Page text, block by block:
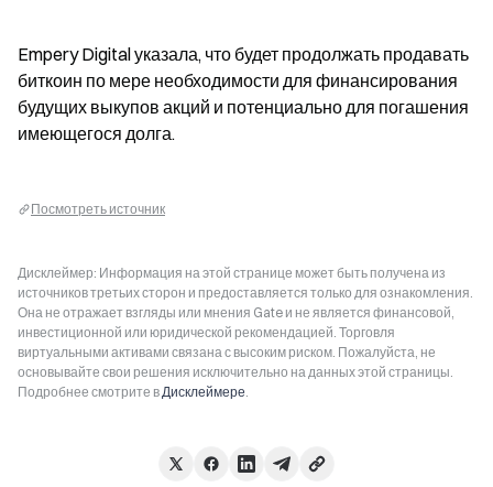
Empery Digital указала, что будет продолжать продавать
биткоин по мере необходимости для финансирования
будущих выкупов акций и потенциально для погашения
имеющегося долга.
Посмотреть источник
Дисклеймер: Информация на этой странице может быть получена из
источников третьих сторон и предоставляется только для ознакомления.
Она не отражает взгляды или мнения Gate и не является финансовой,
инвестиционной или юридической рекомендацией. Торговля
виртуальными активами связана с высоким риском. Пожалуйста, не
основывайте свои решения исключительно на данных этой страницы.
Подробнее смотрите вДисклеймере.